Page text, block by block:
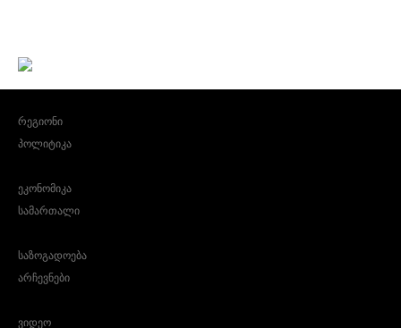
რეგიონი
პოლიტიკა
ეკონომიკა
სამართალი
საზოგადოება
არჩევნები
ვიდეო